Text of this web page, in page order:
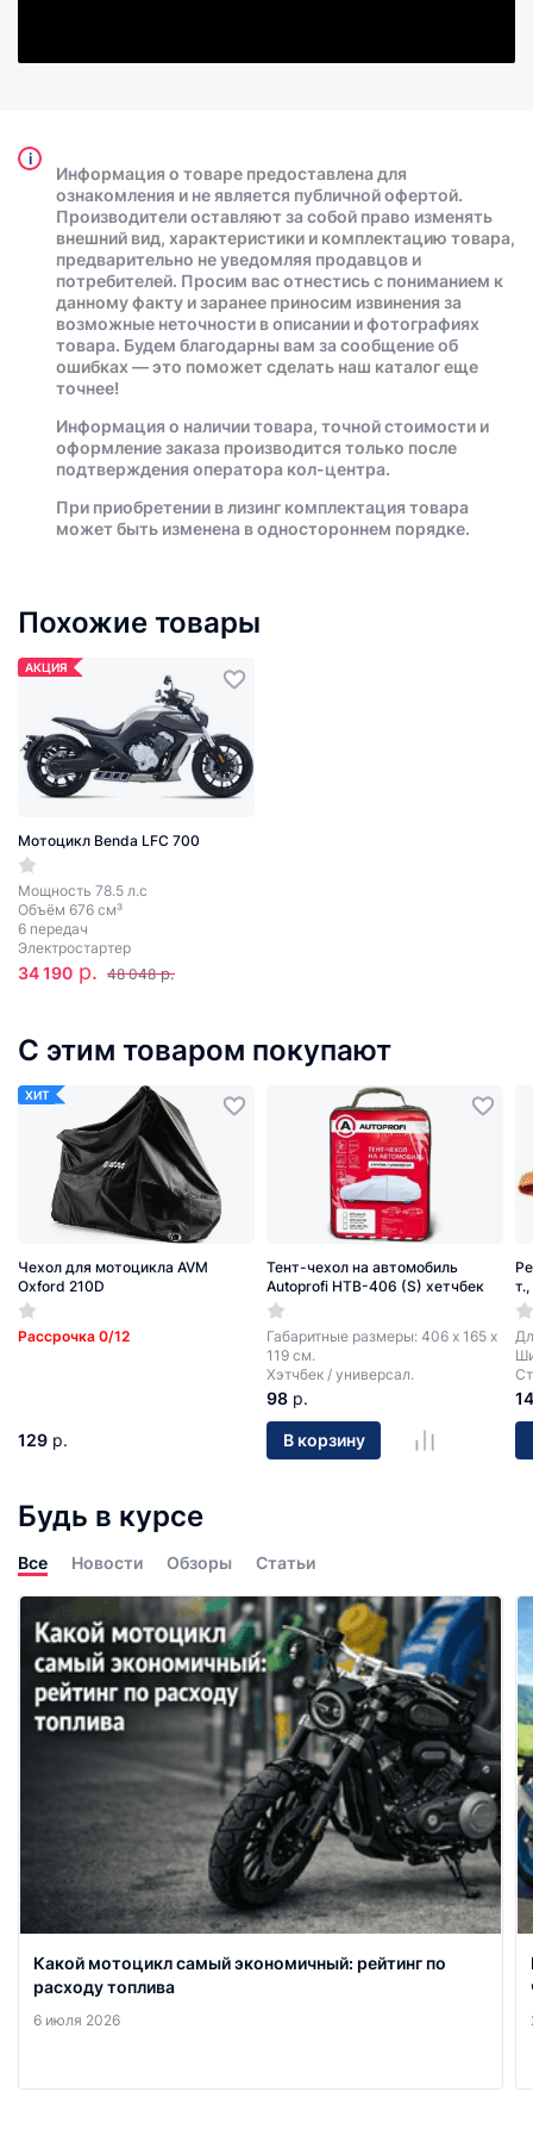
i
Информация о товаре предоставлена для
ознакомления и не является публичной офертой.
Производители оставляют за собой право изменять
внешний вид, характеристики и комплектацию товара,
предварительно не уведомляя продавцов и
потребителей. Просим вас отнестись с пониманием к
данному факту и заранее приносим извинения за
возможные неточности в описании и фотографиях
товара. Будем благодарны вам за сообщение об
ошибках — это поможет сделать наш каталог еще
точнее!
Информация о наличии товара, точной стоимости и
оформление заказа производится только после
подтверждения оператора кол-центра.
При приобретении в лизинг комплектация товара
может быть изменена в одностороннем порядке.
Похожие товары
АКЦИЯ
Мотоцикл Benda LFC 700
Мощность 78.5 л.с
Объём 676 см³
6 передач
Электростартер
34 190 р. 48 048 р.
С этим товаром покупают
ХИТ
Чехол для мотоцикла AVM
Oxford 210D
Рассрочка 0/12
129 р.
Тент-чехол на автомобиль
Autoprofi HTB-406 (S) хетчбек
Габаритные размеры: 406 х 165 х
119 см.
Хэтчбек / универсал.
98 р.
В корзину
14
Будь в курсе
Все Новости Обзоры Статьи
Какой мотоцикл самый экономичный: рейтинг по
расходу топлива
6 июля 2026